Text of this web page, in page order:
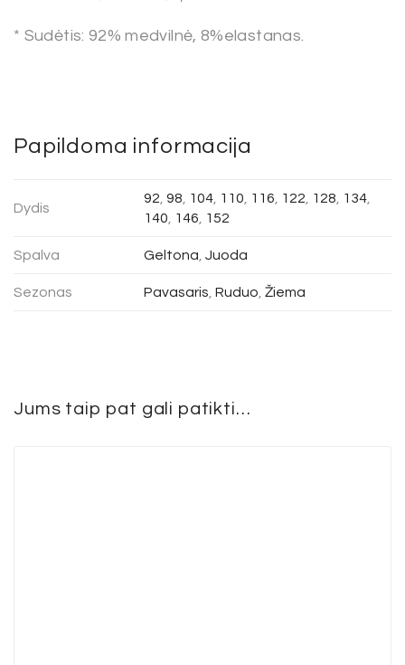
* Sudėtis: 92% medvilnė, 8%elastanas.
Papildoma informacija
Dydis
92, 98, 104, 110, 116, 122, 128, 134,
140, 146, 152
Spalva Geltona, Juoda
Sezonas Pavasaris, Ruduo, Žiema
Jums taip pat gali patikti…